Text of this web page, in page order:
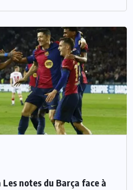
notes du Barça face à